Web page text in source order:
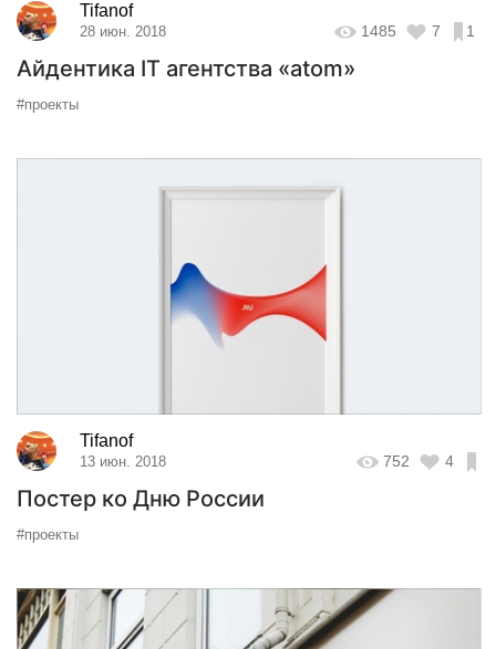
Tifanof
28 июн. 2018 1485 7 1
Айдентика IT агентства «atom»
#проекты
Tifanof
13 июн. 2018 752 4
Постер ко Дню России
#проекты